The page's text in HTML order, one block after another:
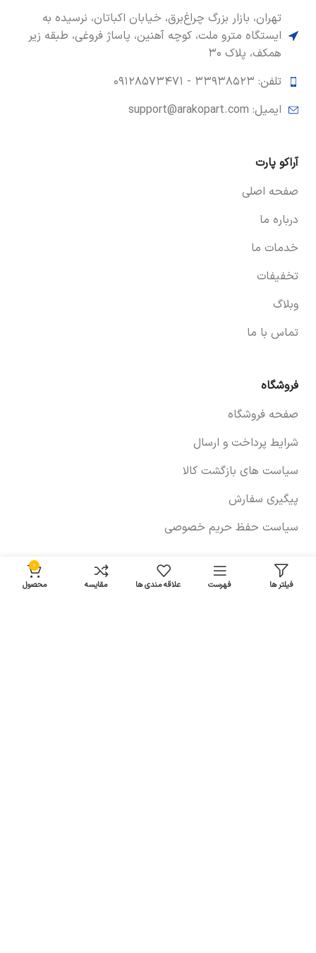
تهران، بازار بزرگ چراغ‌برق، خیابان اکباتان، نرسیده به
ایستگاه مترو ملت، کوچه آهنین، پاساژ فروغی، طبقه زیر
همکف، پلاک ۳۰
تلفن: ۳۳۹۳۸۵۲۳ -
۰۹۱۲۸۵۷۳۴۷۱
ایمیل: support@arakopart.com
آراکو پارت
صفحه اصلی
درباره ما
خدمات ما
تخفیفات
وبلاگ
تماس با ما
فروشگاه
صفحه فروشگاه
شرایط پرداخت و ارسال
سیاست های بازگشت کالا
پیگیری سفارش
سیاست حفظ حریم خصوصی
خودروها
فیلتر ها فهرست علاقه مندی ها مقایسه
0
محصول